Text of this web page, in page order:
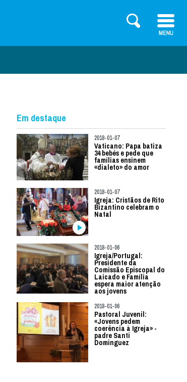
Em destaque
2018-01-07
Vaticano: Papa batiza
34 bebés e pede que
famílias ensinem
«dialeto» do amor
2018-01-07
Igreja: Cristãos de Rito
Bizantino celebram o
Natal
2018-01-06
Igreja/Portugal:
Presidente da
Comissão Episcopal do
Laicado e Família
espera maior atenção
aos jovens
2018-01-06
Pastoral Juvenil:
«Jovens pedem
coerência à Igreja» -
padre Santi
Dominguez